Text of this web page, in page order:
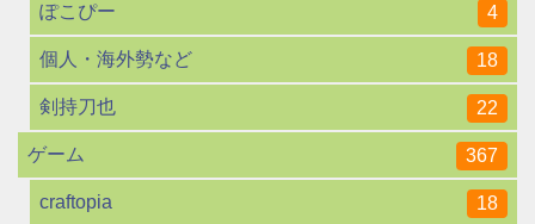
ぽこぴー 4
個人・海外勢など 18
剣持刀也 22
ゲーム 367
craftopia 18